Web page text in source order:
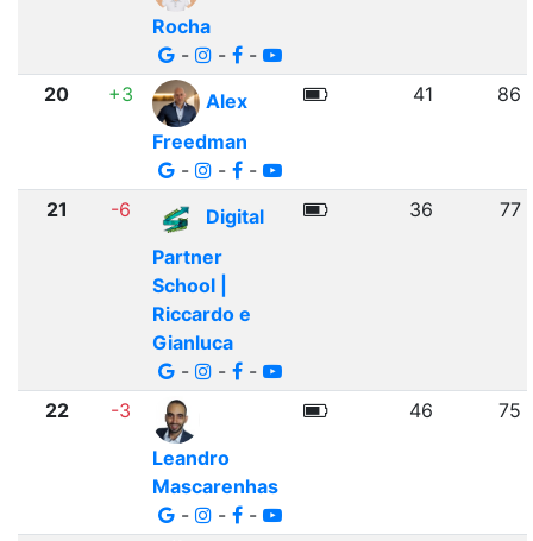
Rocha
-
- -
20 +3
Alex
Freedman
-
- -
41 86
21 -6
Digital
Partner
School |
Riccardo e
Gianluca
-
- -
36 77
22
-3
Leandro
Mascarenhas
-
- -
46 75